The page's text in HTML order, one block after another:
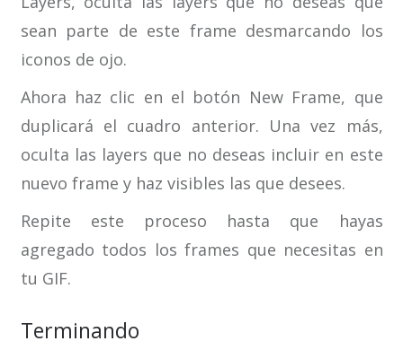
sean parte de este frame desmarcando los
iconos de ojo.
Ahora haz clic en el botón New Frame, que
duplicará el cuadro anterior. Una vez más,
oculta las layers que no deseas incluir en este
nuevo frame y haz visibles las que desees.
Repite este proceso hasta que hayas
agregado todos los frames que necesitas en
tu GIF.
Terminando